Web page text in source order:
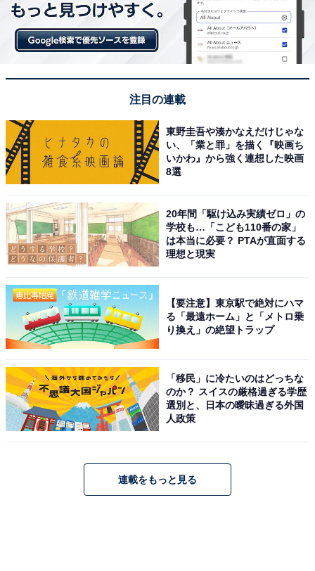
注目の連載
東野圭吾や湊かなえだけじゃな
い、「業と罪」を描く『映画ち
いかわ』から強く連想した映画
8選
20年間「駆け込み実績ゼロ」の
学校も…「こども110番の家」
は本当に必要？ PTAが直面する
理想と現実
【要注意】東京駅で絶対にハマ
る「最遠ホーム」と「メトロ乗
り換え」の絶望トラップ
「移民」に冷たいのはどっちな
のか？ スイスの厳格過ぎる学歴
選別と、日本の曖昧過ぎる外国
人政策
連載をもっと見る